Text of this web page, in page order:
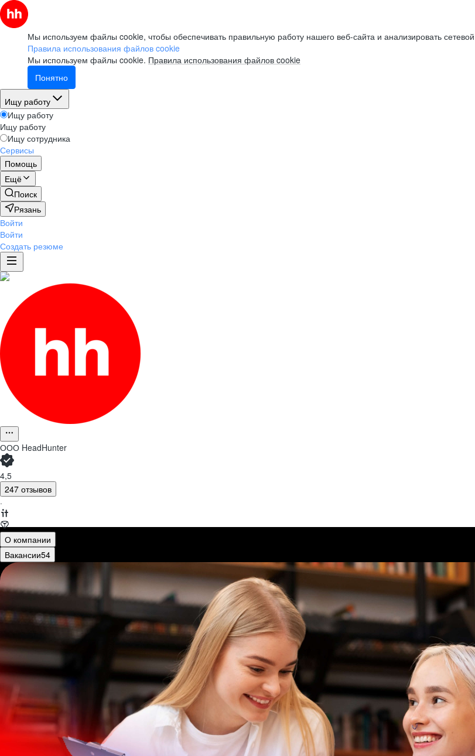
Мы используем файлы cookie, чтобы обеспечивать правильную работу нашего веб-сайта и анализировать
Правила использования файлов cookie
Мы используем файлы cookie. Правила использования файлов cookie
Понятно
Ищу работу
Ищу работу
Ищу работу
Ищу сотрудника
Сервисы
Помощь
Ещё
Поиск
Рязань
Войти
Войти
Создать резюме
ООО HeadHunter
4,5
247 отзывов
·
О компании
Вакансии54